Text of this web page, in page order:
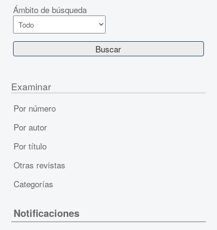
Ámbito de búsqueda
Examinar
Por número
Por autor
Por título
Otras revistas
Categorías
Notificaciones